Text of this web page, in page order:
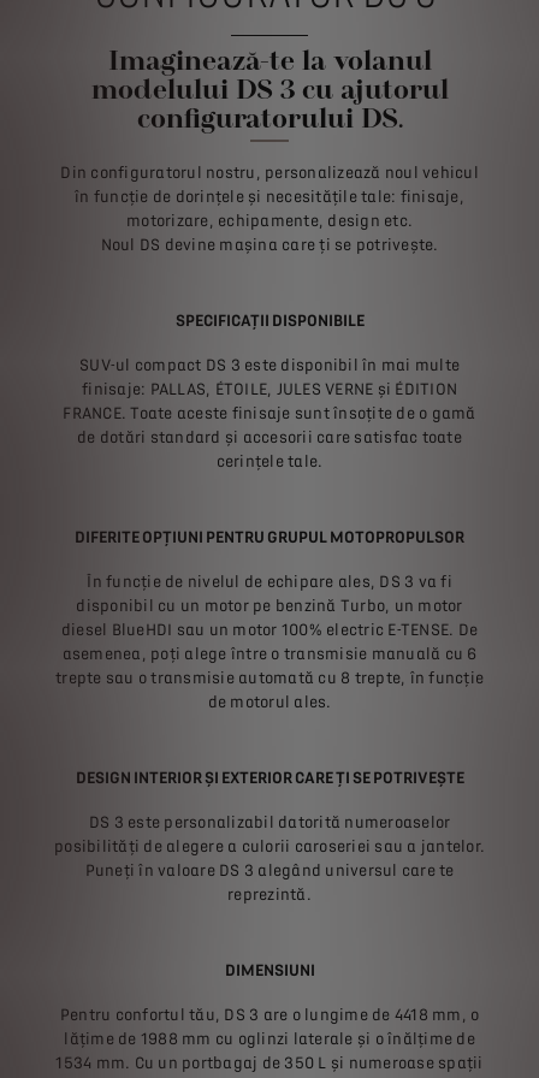
Imaginează-te la volanul
modelului DS 3 cu ajutorul
configuratorului DS.
Din configuratorul nostru, personalizează noul vehicul
în funcție de dorințele și necesitățile tale: finisaje,
motorizare, echipamente, design etc.
Noul DS devine mașina care ți se potrivește.
SPECIFICAȚII DISPONIBILE
SUV-ul compact DS 3 este disponibil în mai multe
finisaje: PALLAS, ÉTOILE, JULES VERNE și ÉDITION
FRANCE. Toate aceste finisaje sunt însoțite de o gamă
de dotări standard și accesorii care satisfac toate
cerințele tale.
DIFERITE OPȚIUNI PENTRU GRUPUL MOTOPROPULSOR
În funcție de nivelul de echipare ales, DS 3 va fi
disponibil cu un motor pe benzină Turbo, un motor
diesel BlueHDI sau un motor 100% electric E-TENSE. De
asemenea, poți alege între o transmisie manuală cu 6
trepte sau o transmisie automată cu 8 trepte, în funcție
de motorul ales.
DESIGN INTERIOR ȘI EXTERIOR CARE ȚI SE POTRIVEȘTE
DS 3 este personalizabil datorită numeroaselor
posibilități de alegere a culorii caroseriei sau a jantelor.
Puneți în valoare DS 3 alegând universul care te
reprezintă.
DIMENSIUNI
Pentru confortul tău, DS 3 are o lungime de 4418 mm, o
lățime de 1988 mm cu oglinzi laterale și o înălțime de
1534 mm. Cu un portbagaj de 350 L și numeroase spații